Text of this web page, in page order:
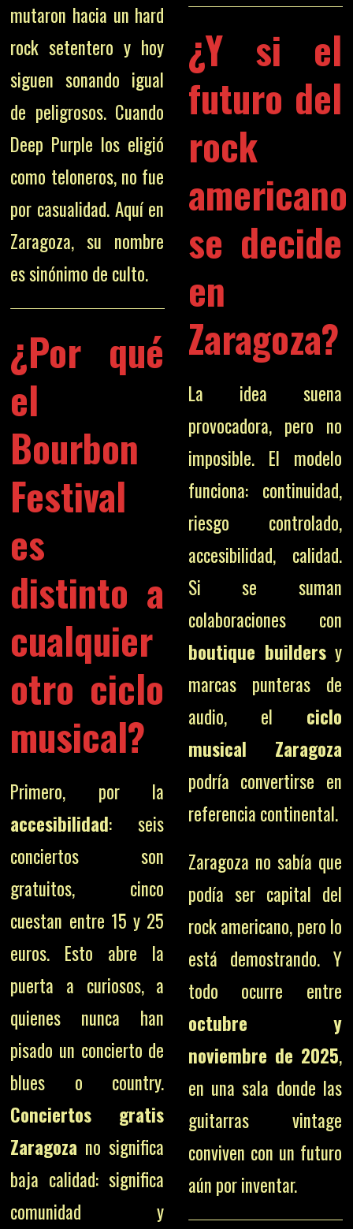
mutaron hacia un hard
rock setentero y hoy
siguen sonando igual
de peligrosos. Cuando
Deep Purple los eligió
como teloneros, no fue
por casualidad. Aquí en
Zaragoza, su nombre
es sinónimo de culto.
¿Por qué
el
Bourbon
Festival
es
distinto a
cualquier
otro ciclo
musical?
Primero, por la
accesibilidad: seis
conciertos son
gratuitos, cinco
cuestan entre 15 y 25
euros. Esto abre la
puerta a curiosos, a
quienes nunca han
pisado un concierto de
blues o country.
Conciertos gratis
Zaragoza no significa
baja calidad: significa
comunidad y
¿Y si el
futuro del
rock
americano
se decide
en
Zaragoza?
La idea suena
provocadora, pero no
imposible. El modelo
funciona: continuidad,
riesgo controlado,
accesibilidad, calidad.
Si se suman
colaboraciones con
boutique buildersy
marcas punteras de
audio, el ciclo
musical Zaragoza
podría convertirse en
referencia continental.
Zaragoza no sabía que
podía ser capital del
rock americano, pero lo
está demostrando. Y
todo ocurre entre
octubre y
noviembre de 2025,
en una sala donde las
guitarras vintage
conviven con un futuro
aún por inventar.